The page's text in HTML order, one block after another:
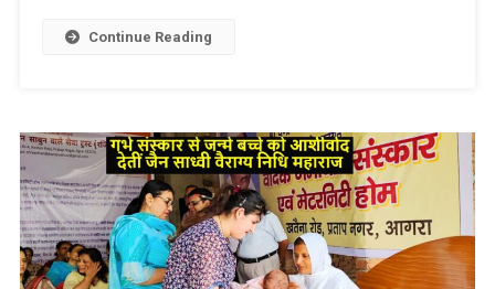
Continue Reading